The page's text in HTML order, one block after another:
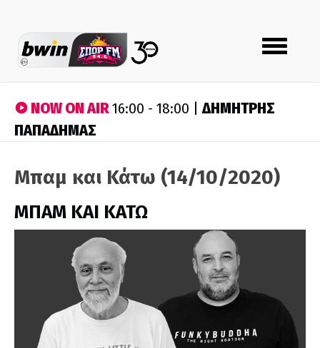
Toggle
navigation
NOW ON AIR16:00 - 18:00 |ΔΗΜΗΤΡΗΣ
ΠΑΠΑΔΗΜΑΣ
Μπαμ και Κάτω (14/10/2020)
ΜΠΑΜ ΚΑΙ ΚΑΤΩ